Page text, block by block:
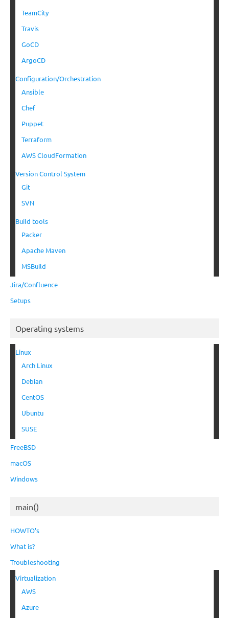
TeamCity
Travis
GoCD
ArgoCD
Configuration/Orchestration
Ansible
Chef
Puppet
Terraform
AWS CloudFormation
Version Control System
Git
SVN
Build tools
Packer
Apache Maven
MSBuild
Jira/Confluence
Setups
Operating systems
Linux
Arch Linux
Debian
CentOS
Ubuntu
SUSE
FreeBSD
macOS
Windows
main()
HOWTO’s
What is?
Troubleshooting
Virtualization
AWS
Azure